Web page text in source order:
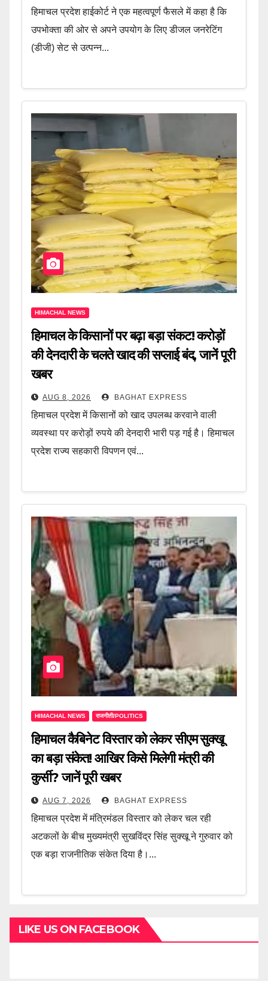
हिमाचल प्रदेश हाईकोर्ट ने एक महत्वपूर्ण फैसले में कहा है कि
उपभोक्ता की ओर से अपने उपयोग के लिए डीजल जनरेटिंग
(डीजी) सेट से उत्पन्न...
HIMACHAL NEWS
हिमाचल के किसानों पर बढ़ा बड़ा संकट! करोड़ों
की देनदारी के चलते खाद की सप्लाई बंद, जानें पूरी
खबर
AUG 8, 2026 BAGHAT EXPRESS
हिमाचल प्रदेश में किसानों को खाद उपलब्ध करवाने वाली
व्यवस्था पर करोड़ों रुपये की देनदारी भारी पड़ गई है। हिमाचल
प्रदेश राज्य सहकारी विपणन एवं...
HIMACHAL NEWS राजनीती/POLITICS
हिमाचल कैबिनेट विस्तार को लेकर सीएम सुक्खू
का बड़ा संकेत! आखिर किसे मिलेगी मंत्री की
कुर्सी? जानें पूरी खबर
AUG 7, 2026 BAGHAT EXPRESS
हिमाचल प्रदेश में मंत्रिमंडल विस्तार को लेकर चल रही
अटकलों के बीच मुख्यमंत्री सुखविंद्र सिंह सुक्खू ने गुरुवार को
एक बड़ा राजनीतिक संकेत दिया है।...
LIKE US ON FACEBOOK